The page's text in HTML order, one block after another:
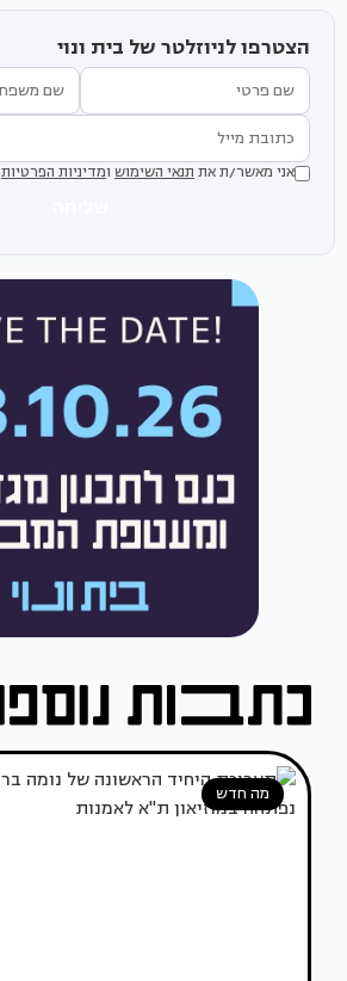
הצטרפו לניוזלטר של בית ונוי
אני מאשר/ת את תנאי השימוש ומדיניות הפרטיות
מה חדש